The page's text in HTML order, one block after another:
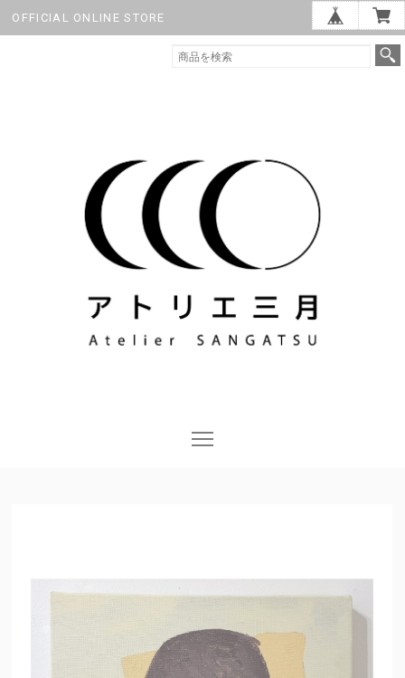
OFFICIAL ONLINE STORE